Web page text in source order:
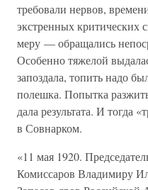
требовали нервов,
экстренных
меру — обращались
Особенно тяжелой
запоздала, топить надо
полешка. Попытка
дала результата. И тогда
в Совнарком.
«11 мая 1920.
Комиссаров Владимиру